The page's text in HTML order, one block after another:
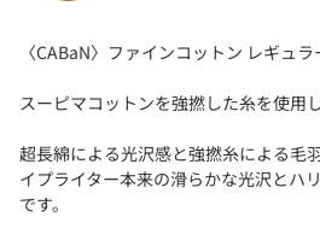
〈CABaN〉ファインコットン レギュ
スーピマコットンを強撚した糸を使用
超長綿による光沢感と強撚糸による毛
イプライター本来の滑らかな光沢とハ
です。